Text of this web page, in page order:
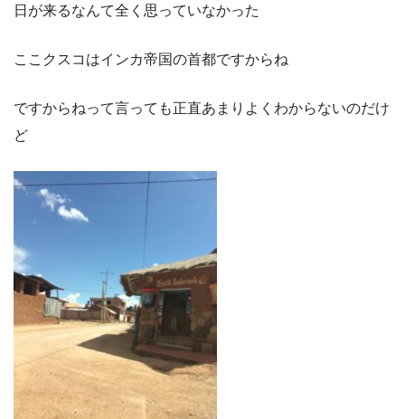
日が来るなんて全く思っていなかった
ここクスコはインカ帝国の首都ですからね
ですからねって言っても正直あまりよくわからないのだけ
ど